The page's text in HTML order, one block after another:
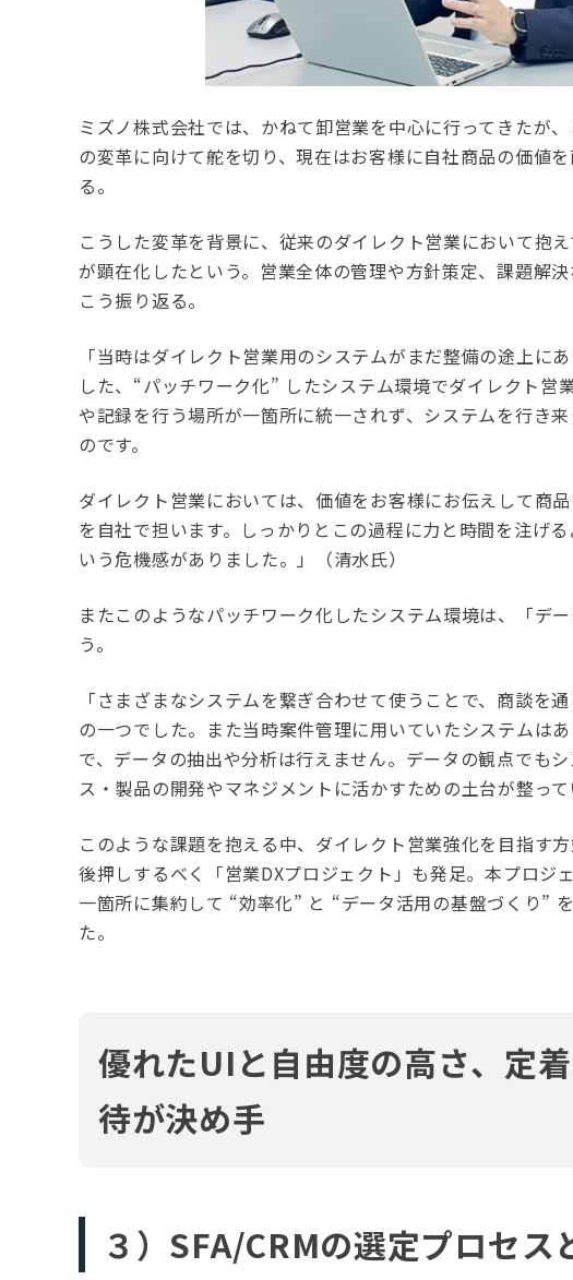
ミズノ株式会社では、かねて卸営業を中心に行ってきたが
の変革に向けて舵を切り、現在はお客様に自社商品の価値
る。
こうした変革を背景に、従来のダイレクト営業において抱
が顕在化したという。営業全体の管理や方針策定、課題解
こう振り返る。
「当時はダイレクト営業用のシステムがまだ整備の途上に
した、“パッチワーク化” したシステム環境でダイレクト
や記録を行う場所が一箇所に統一されず、システムを行き
のです。
ダイレクト営業においては、価値をお客様にお伝えして商
を自社で担います。しっかりとこの過程に力と時間を注げ
いう危機感がありました。」（清水氏）
またこのようなパッチワーク化したシステム環境は、「デ
う。
「さまざまなシステムを繋ぎ合わせて使うことで、商談を
の一つでした。また当時案件管理に用いていたシステムは
で、データの抽出や分析は行えません。データの観点でも
ス・製品の開発やマネジメントに活かすための土台が整っ
このような課題を抱える中、ダイレクト営業強化を目指す
後押しするべく「営業DXプロジェクト」も発足。本プロジ
一箇所に集約して “効率化” と “データ活用の基盤づくり”
た。
優れたUIと自由度の高さ、定
待が決め手
３）SFA/CRMの選定プロセス